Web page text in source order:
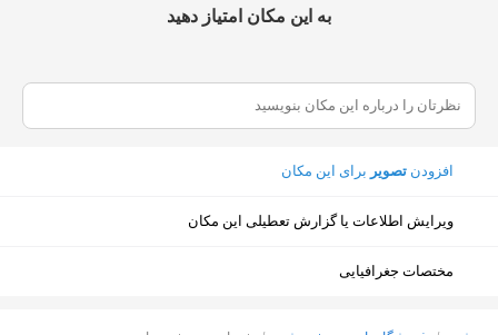
پنجشنبه
جمعه
ﺑﻪ اﯾﻦ ﻣﮑﺎن اﻣﺘﯿﺎز دﻫﯿﺪ
افزودن تصویر برای این مکان
ویرایش اطلاعات یا گزارش تعطیلی این مکان
مختصات جغرافیایی